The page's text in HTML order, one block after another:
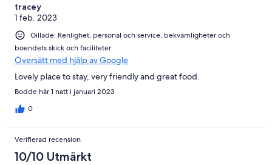
tracey
1 feb. 2023
Gillade: Renlighet, personal och service, bekvämligheter och
boendets skick och faciliteter
Översätt med hjälp av Google
Lovely place to stay, very friendly and great food.
Bodde här 1 natt i januari 2023
0
Verifierad recension
10/10 Utmärkt